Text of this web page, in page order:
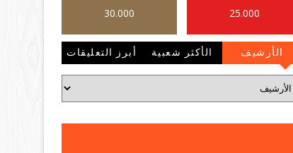
25.000
30.000
الأرشيف الأكثر شعبية أبرز التعليقات